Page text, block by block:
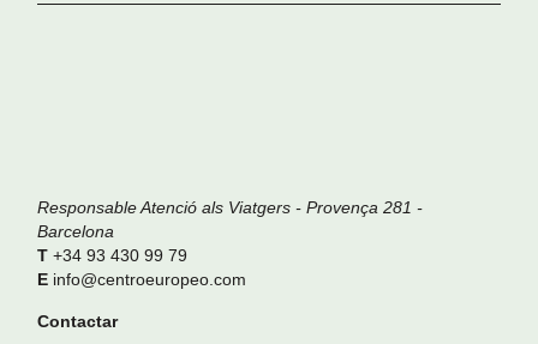
Responsable Atenció als Viatgers - Provença 281 -
Barcelona
+34 93 430 99 79
info@centroeuropeo.com
Contactar